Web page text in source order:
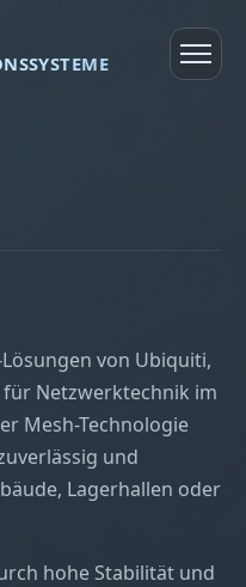
von Ubiquiti,
Netzwerktechnik im
Mesh-Technologie
und
Lagerhallen oder
hohe Stabilität und